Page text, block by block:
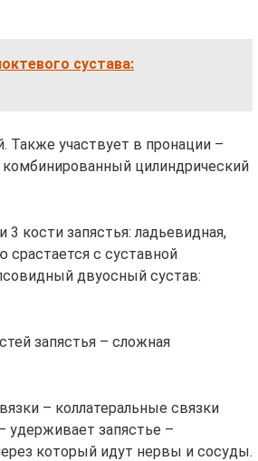
сустава:
Также участвует в пронации –
цилиндрический
кости запястья: ладьевидная,
срастается с суставной
двуосный сустав:
запястья – сложная
– коллатеральные связки
удерживает запястье –
который идут нервы и сосуды.